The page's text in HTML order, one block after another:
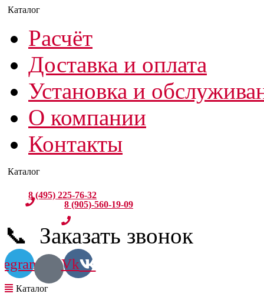
Расчёт
Доставка и оплата
Установка и
О компании
Контакты
8 (495) 225-76-32
8 (905)-560-19-09
📞 Заказать звонок
Vk